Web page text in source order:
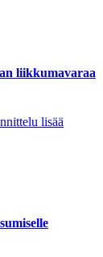
liikkumavaraa
lisää